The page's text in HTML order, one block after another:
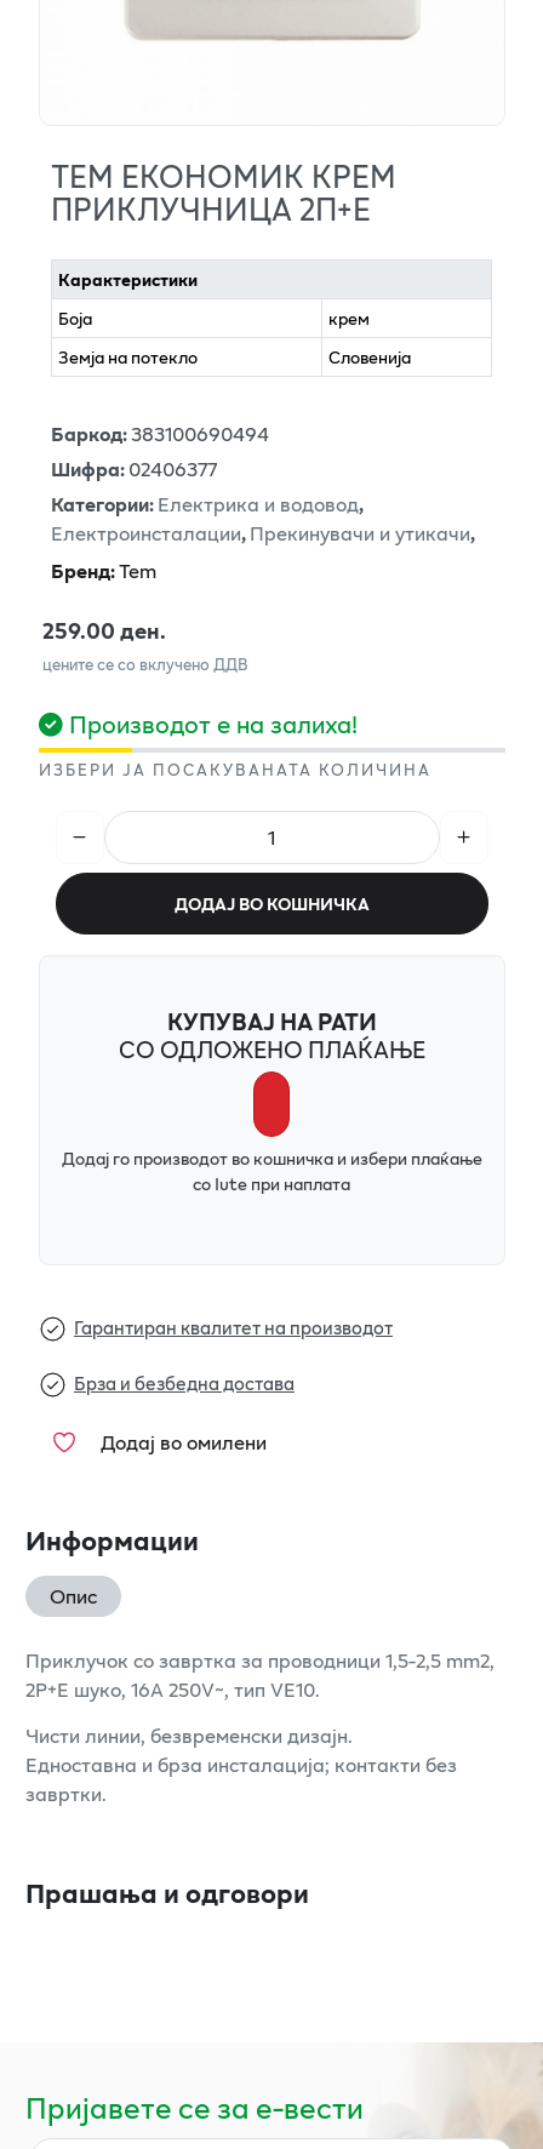
ТЕМ ЕКОНОМИК КРЕМ
ПРИКЛУЧНИЦА 2П+Е
Карактеристики
Боја
крем
Земја на потекло
Словенија
Баркод:383100690494
Шифра:02406377
Категории:Електрика и водовод,
Електроинсталации,Прекинувачи и утикачи,
Бренд:Tem
259.00 ден.
цените се со вклучено ДДВ
Производот е на залиха!
ИЗБЕРИ ЈА ПОСАКУВАНАТА КОЛИЧИНА
ДОДАЈ ВО КОШНИЧКА
КУПУВАЈ НА РАТИ
СО ОДЛОЖЕНО ПЛАЌАЊЕ
Додај го производот во кошничка и избери плаќање
со Iute при наплата
Гарантиран квалитет на производот
Брза и безбедна достава
Додај во омилени
Информации
Опис
Приклучок со завртка за проводници 1,5-2,5 mm2,
2P+E шуко, 16A 250V~, тип VE10.
Чисти линии, безвременски дизајн.
Едноставна и брза инсталација; контакти без
завртки.
Прашања и одговори
Пријавете се за е-вести